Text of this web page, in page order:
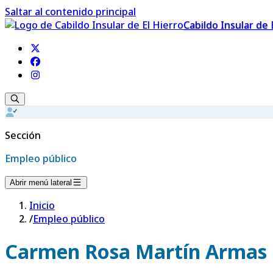
Saltar al contenido principal
Cabildo Insular de
Sección
Empleo público
Abrir menú lateral
Inicio
/Empleo público
Carmen Rosa Martín Armas